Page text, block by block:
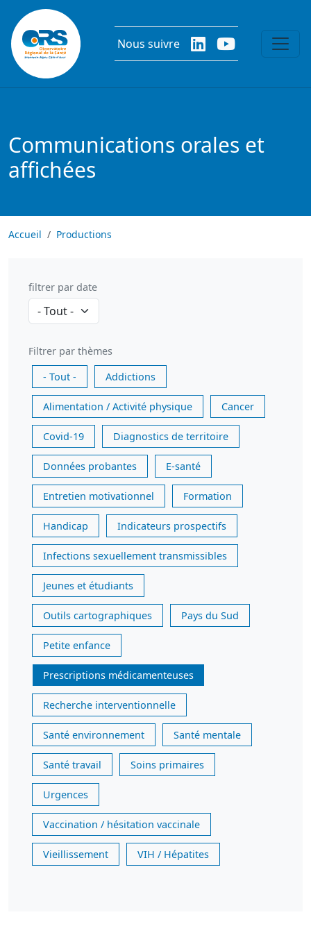
Aller au contenu principal
Nous suivre
Communications orales et
affichées
Accueil Productions
filtrer par date
Filtrer par thèmes
- Tout -
Addictions
Alimentation / Activité physique Cancer
Covid-19 Diagnostics de territoire
Données probantes E-santé
Entretien motivationnel Formation
Handicap Indicateurs prospectifs
Infections sexuellement transmissibles
Jeunes et étudiants
Outils cartographiques Pays du Sud
Petite enfance
Prescriptions médicamenteuses
Recherche interventionnelle
Santé environnement Santé mentale
Santé travail Soins primaires
Urgences
Vaccination / hésitation vaccinale
Vieillissement VIH / Hépatites